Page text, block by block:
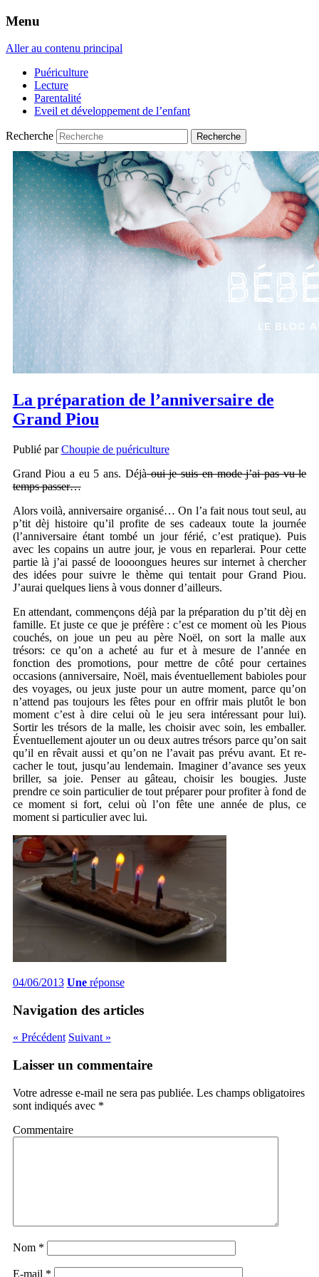
Menu
Aller au contenu principal
Puériculture
Lecture
Parentalité
Eveil et développement de l’enfant
Recherche
La préparation de l’anniversaire de
Grand Piou
Publié parChoupie de puériculture
Grand Piou a eu 5 ans. Déjàoui je suis en mode j’ai pas vu le
temps passer…
Alors voilà, anniversaire organisé… On l’a fait nous tout seul, au
p’tit dèj histoire qu’il profite de ses cadeaux toute la journée
(l’anniversaire étant tombé un jour férié, c’est pratique). Puis
avec les copains un autre jour, je vous en reparlerai. Pour cette
partie là j’ai passé de loooongues heures sur internet à chercher
des idées pour suivre le thème qui tentait pour Grand Piou.
J’aurai quelques liens à vous donner d’ailleurs.
En attendant, commençons déjà par la préparation du p’tit dèj en
famille. Et juste ce que je préfère : c’est ce moment où les Pious
couchés, on joue un peu au père Noël, on sort la malle aux
trésors: ce qu’on a acheté au fur et à mesure de l’année en
fonction des promotions, pour mettre de côté pour certaines
occasions (anniversaire, Noël, mais éventuellement babioles pour
des voyages, ou jeux juste pour un autre moment, parce qu’on
n’attend pas toujours les fêtes pour en offrir mais plutôt le bon
moment c’est à dire celui où le jeu sera intéressant pour lui).
Sortir les trésors de la malle, les choisir avec soin, les emballer.
Éventuellement ajouter un ou deux autres trésors parce qu’on sait
qu’il en rêvait aussi et qu’on ne l’avait pas prévu avant. Et re-
cacher le tout, jusqu’au lendemain. Imaginer d’avance ses yeux
briller, sa joie. Penser au gâteau, choisir les bougies. Juste
prendre ce soin particulier de tout préparer pour profiter à fond de
ce moment si fort, celui où l’on fête une année de plus, ce
moment si particulier avec lui.
04/06/2013 Uneréponse
Navigation des articles
« Précédent Suivant »
Laisser un commentaire
Votre adresse e-mail ne sera pas publiée. Les champs obligatoires
sont indiqués avec *
Commentaire
Nom *
E-mail *